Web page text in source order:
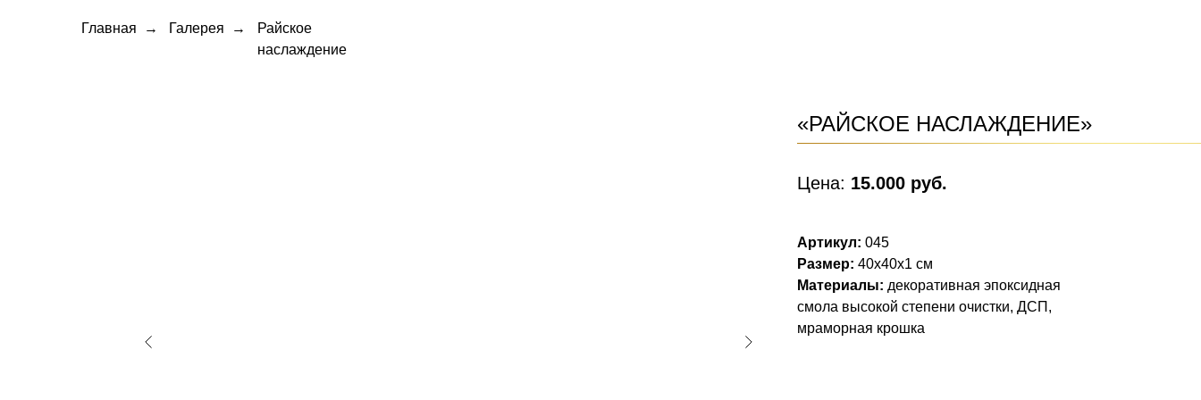
→ →
Райское
наслаждение
Главная Галерея
«РАЙСКОЕ НАСЛАЖДЕНИЕ»
Цена: 15.000 руб.
Артикул: 045
Размер: 40х40х1 см
Материалы: декоративная эпоксидная
смола высокой степени очистки, ДСП,
мраморная крошка